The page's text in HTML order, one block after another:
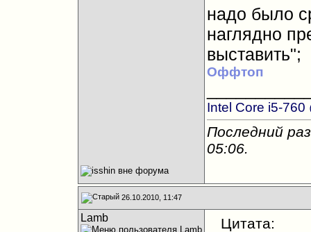
надо было
наглядно
выставить";
Оффтоп
Intel Core i5-760
Последний
05:06.
26.10.2010, 11:47
Lamb Цитата: